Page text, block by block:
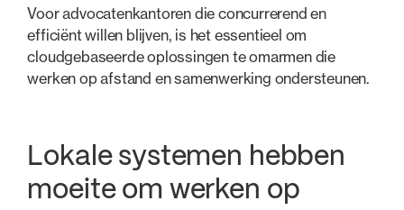
Voor advocatenkantoren die concurrerend en
efficiënt willen blijven, is het essentieel om
cloudgebaseerde oplossingen te omarmen die
werken op afstand en samenwerking ondersteunen.
Lokale systemen hebben
moeite om werken op